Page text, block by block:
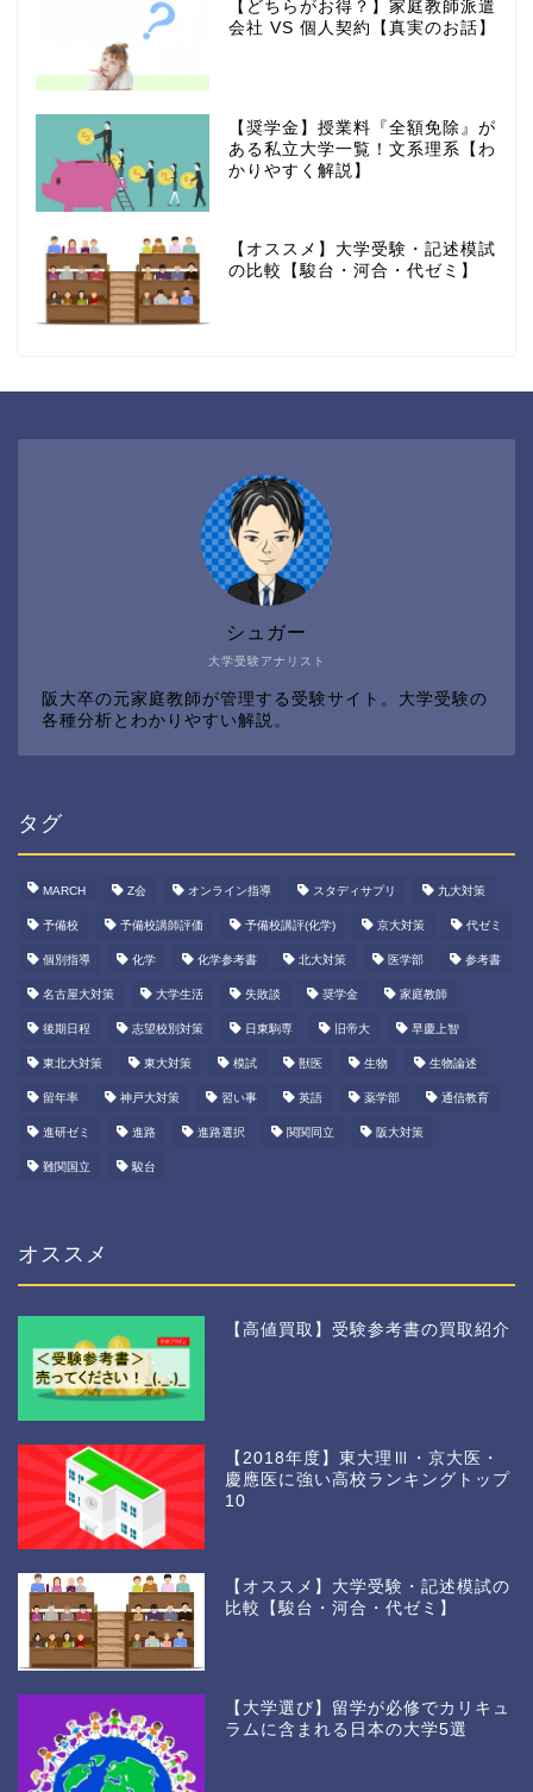
【どちらがお得？】家庭教師派遣
会社 VS 個人契約【真実のお話】
【奨学金】授業料『全額免除』が
ある私立大学一覧！文系理系【わ
かりやすく解説】
【オススメ】大学受験・記述模試
の比較【駿台・河合・代ゼミ】
大学受験アナリスト
シュガー
阪大卒の元家庭教師が管理する受験サイト。大学受験の
各種分析とわかりやすい解説。
タグ
MARCH Z会 オンライン指導 スタディサプリ 九大対策
予備校 予備校講師評価 予備校講評(化学) 京大対策 代ゼミ
個別指導 化学 化学参考書 北大対策 医学部 参考書
名古屋大対策 大学生活 失敗談 奨学金 家庭教師
後期日程 志望校別対策 日東駒専 旧帝大 早慶上智
東北大対策 東大対策 模試 獣医 生物 生物論述
留年率 神戸大対策 習い事 英語 薬学部 通信教育
進研ゼミ 進路 進路選択 関関同立 阪大対策
難関国立 駿台
オススメ
【高値買取】受験参考書の買取紹介
【2018年度】東大理Ⅲ・京大医・
慶應医に強い高校ランキングトップ
10
【オススメ】大学受験・記述模試の
比較【駿台・河合・代ゼミ】
【大学選び】留学が必修でカリキュ
ラムに含まれる日本の大学5選